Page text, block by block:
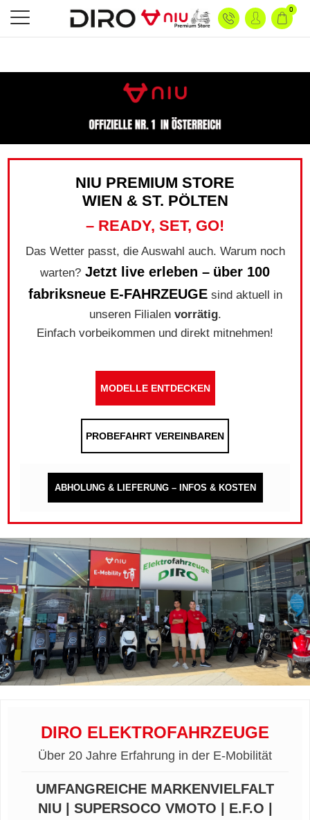
0
NIU PREMIUM STORE
WIEN & ST. PÖLTEN
– READY, SET, GO!
Das Wetter passt, die Auswahl auch. Warum noch
warten? Jetzt live erleben – über 100
fabriksneue E-FAHRZEUGEsind aktuell in
unseren Filialen vorrätig.
Einfach vorbeikommen und direkt mitnehmen!
MODELLE ENTDECKEN
PROBEFAHRT VEREINBAREN
ABHOLUNG & LIEFERUNG – INFOS & KOSTEN
DIRO ELEKTROFAHRZEUGE
Über 20 Jahre Erfahrung in der E-Mobilität
UMFANGREICHE MARKENVIELFALT
NIU | SUPERSOCO VMOTO | E.F.O |